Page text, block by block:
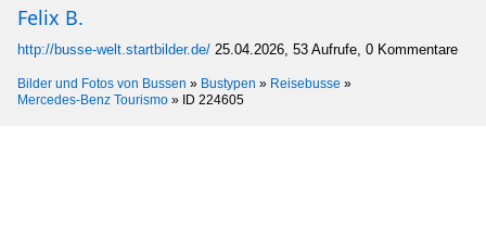
Felix B.
http://busse-welt.startbilder.de/ 25.04.2026, 53 Aufrufe, 0 Kommentare
Bilder und Fotos von Bussen » Bustypen » Reisebusse »
Mercedes-Benz Tourismo » ID 224605